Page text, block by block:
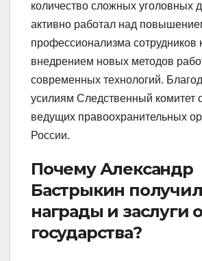
количество сложных уголовных
активно работал над
профессионализма сотрудников
внедрением новых методов
современных технологий.
усилиям Следственный комитет
ведущих правоохранительных
России.
Почему Александр
Бастрыкин получил
награды и заслуги
государства?